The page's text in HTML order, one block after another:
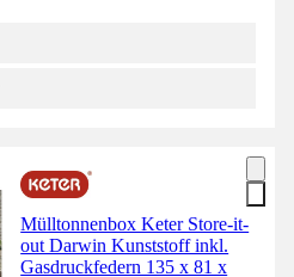
Mülltonnenbox Keter Store-it-
out Darwin Kunststoff inkl.
Gasdruckfedern 135 x 81 x